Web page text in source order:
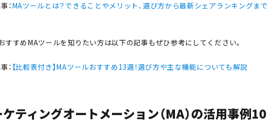
：MAツールとは？できることやメリット、選び方から最新シェアランキングまで
すすめMAツールを知りたい方は以下の記事もぜひ参考にしてください。
： 【比較表付き】MAツールおすすめ13選！選び方や主な機能についても解説
ティングオートメーション（MA）の活用事例10